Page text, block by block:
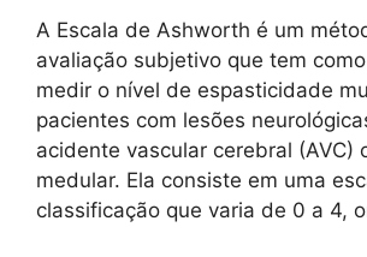
A Escala de Ashworth é um
avaliação subjetivo que tem
medir o nível de espasticidade
pacientes com lesões
acidente vascular cerebral (AVC)
medular. Ela consiste em uma
classificação que varia de 0 a 4,